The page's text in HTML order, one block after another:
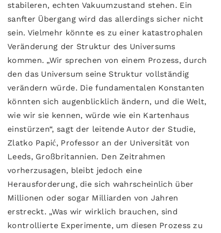
stabileren, echten Vakuumzustand stehen. Ein
sanfter Übergang wird das allerdings sicher nicht
sein. Vielmehr könnte es zu einer katastrophalen
Veränderung der Struktur des Universums
kommen. „Wir sprechen von einem Prozess, durch
den das Universum seine Struktur vollständig
verändern würde. Die fundamentalen Konstanten
könnten sich augenblicklich ändern, und die Welt,
wie wir sie kennen, würde wie ein Kartenhaus
einstürzen“, sagt der leitende Autor der Studie,
Zlatko Papić, Professor an der Universität von
Leeds, Großbritannien. Den Zeitrahmen
vorherzusagen, bleibt jedoch eine
Herausforderung, die sich wahrscheinlich über
Millionen oder sogar Milliarden von Jahren
erstreckt. „Was wir wirklich brauchen, sind
kontrollierte Experimente, um diesen Prozess zu